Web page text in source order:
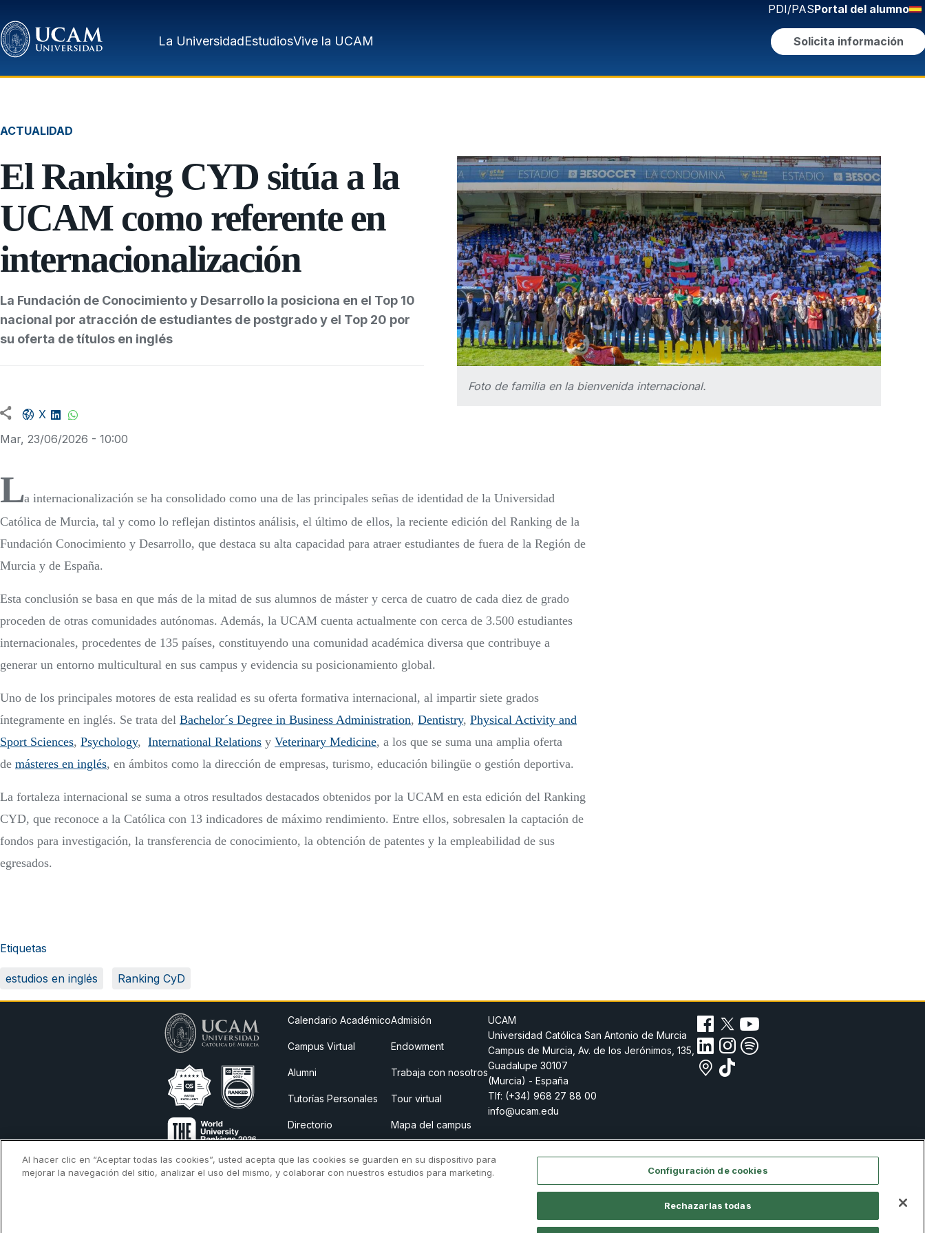
PDI/PASPortal del alumno
La UniversidadEstudiosVive la UCAM Solicita información
ACTUALIDAD
El Ranking CYD sitúa a la
UCAM como referente en
internacionalización
La Fundación de Conocimiento y Desarrollo la posiciona en el Top 10
nacional por atracción de estudiantes de postgrado y el Top 20 por
su oferta de títulos en inglés
Foto de familia en la bienvenida internacional.
Facebook share
X LinkedIn
Mar, 23/06/2026 - 10:00
La internacionalización se ha consolidado como una de las principales señas de identidad de la Universidad
Católica de Murcia, tal y como lo reflejan distintos análisis, el último de ellos, la reciente edición del Ranking de la
Fundación Conocimiento y Desarrollo, que destaca su alta capacidad para atraer estudiantes de fuera de la Región de
Murcia y de España.
Esta conclusión se basa en que más de la mitad de sus alumnos de máster y cerca de cuatro de cada diez de grado
proceden de otras comunidades autónomas. Además, la UCAM cuenta actualmente con cerca de 3.500 estudiantes
internacionales, procedentes de 135 países, constituyendo una comunidad académica diversa que contribuye a
generar un entorno multicultural en sus campus y evidencia su posicionamiento global.
Uno de los principales motores de esta realidad es su oferta formativa internacional, al impartir siete grados
íntegramente en inglés. Se trata del Bachelor´s Degree in Business Administration, Dentistry, Physical Activity and
Sport Sciences, Psychology, International Relations y Veterinary Medicine, a los que se suma una amplia oferta
de másteres en inglés, en ámbitos como la dirección de empresas, turismo, educación bilingüe o gestión deportiva.
La fortaleza internacional se suma a otros resultados destacados obtenidos por la UCAM en esta edición del Ranking
CYD, que reconoce a la Católica con 13 indicadores de máximo rendimiento. Entre ellos, sobresalen la captación de
fondos para investigación, la transferencia de conocimiento, la obtención de patentes y la empleabilidad de sus
egresados.
Etiquetas
estudios en inglés Ranking CyD
Calendario Académico
Campus Virtual
Alumni
Tutorías Personales
Directorio
Cita previa
Admisión
Endowment
Trabaja con nosotros
Tour virtual
Mapa del campus
Canal Ético
UCAM
Universidad Católica San Antonio de Murcia
Campus de Murcia, Av. de los Jerónimos, 135,
Guadalupe 30107
(Murcia) - España
Tlf: (+34) 968 27 88 00
info@ucam.edu
Al hacer clic en “Aceptar todas las cookies”, usted acepta que las cookies se guarden en su dispositivo para
mejorar la navegación del sitio, analizar el uso del mismo, y colaborar con nuestros estudios para marketing.
Configuración de cookies
Rechazarlas todas